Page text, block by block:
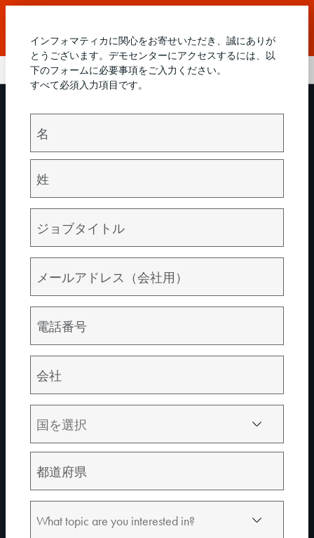
レークスルーをご覧ください。動画を見る
インフォマティカに関心をお寄せいただき、誠にありが
とうございます。デモセンターにアクセスするには、以
下のフォームに必要事項をご入力ください。
すべて必須入力項目です。
事前構築されたレシピで生成AIの
効果を増幅
事前構築されたプロセス統合パッケージを活用
AI搭載ソリューションでアプリケーション開発を拡張
RELATED DEMO VIDEOSReturn To All Videos